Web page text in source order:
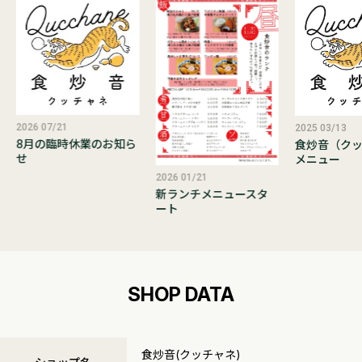
2026 07/21
8月の臨時休業のお知ら
せ
2026 01/21
新ランチメニュースタ
ート
2025 03/13
食炒音（ク
メニュー
SHOP DATA
食炒音(クッチャネ)